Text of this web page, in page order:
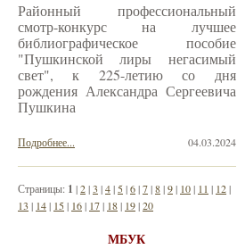
Районный профессиональный
смотр-конкурс на лучшее
библиографическое пособие
"Пушкинской лиры негасимый
свет", к 225-летию со дня
рождения Александра Сергеевича
Пушкина
04.03.2024
Подробнее...
Страницы: 1 |2|3 |4| 5|6|7|8|9| 10| 11 | 12|
13 | 14| 15| 16| 17| 18| 19|20
МБУК